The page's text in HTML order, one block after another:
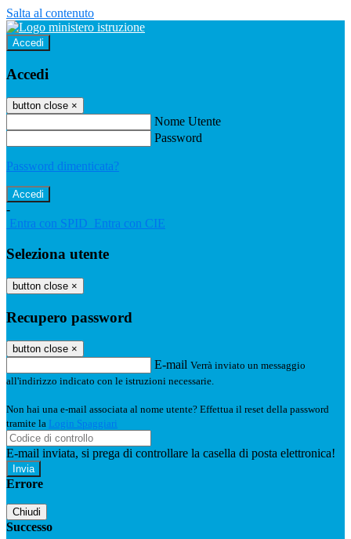
Salta al contenuto
Accedi
Accedi
button close ×
Nome Utente
Password
Password dimenticata?
-
Entra con SPID Entra con CIE
Seleziona utente
button close ×
Recupero password
button close ×
E-mail Verrà inviato un messaggio
all'indirizzo indicato con le istruzioni necessarie.
Non hai una e-mail associata al nome utente? Effettua il reset della password
tramite la Login Spaggiari
E-mail inviata, si prega di controllare la casella di posta elettronica!
Errore
Chiudi
Successo